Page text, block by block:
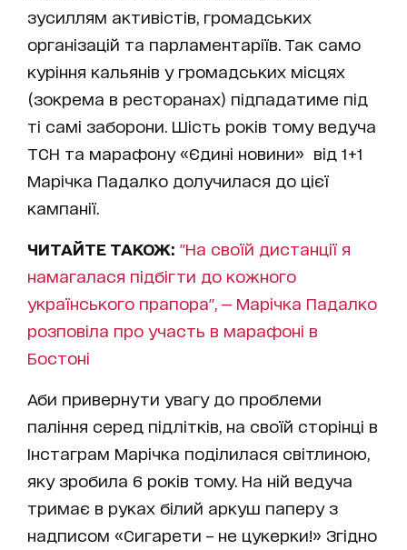
зусиллям активістів, громадських
організацій та парламентаріїв. Так само
куріння кальянів у громадських місцях
(зокрема в ресторанах) підпадатиме під
ті самі заборони. Шість років тому ведуча
ТСН та марафону «Єдині новини» від 1+1
Марічка Падалко долучилася до цієї
кампанії.
ЧИТАЙТЕ ТАКОЖ: "На своїй дистанції я
намагалася підбігти до кожного
українського прапора", — Марічка Падалко
розповіла про участь в марафоні в
Бостоні
Аби привернути увагу до проблеми
паління серед підлітків, на своїй сторінці в
Інстаграм Марічка поділилася світлиною,
яку зробила 6 років тому. На ній ведуча
тримає в руках білий аркуш паперу з
надписом «Сигарети – не цукерки!» Згідно